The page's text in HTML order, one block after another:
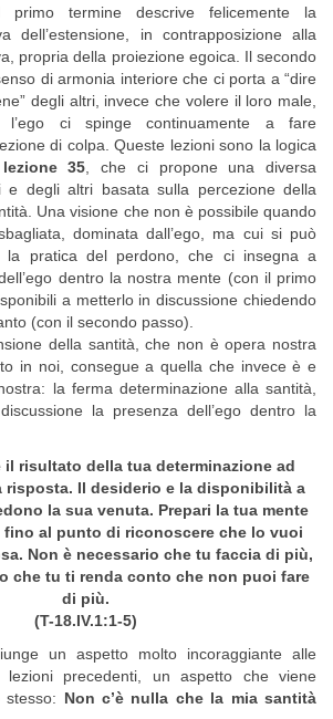
primo termine descrive felicemente la
dell’estensione, in contrapposizione alla
propria della proiezione egoica. Il secondo
di armonia interiore che ci porta a “dire
degli altri, invece che volere il loro male,
ci spinge continuamente a fare
di colpa. Queste lezioni sono la logica
lezione 35 , che ci propone una diversa
e degli altri basata sulla percezione della
Una visione che non è possibile quando
dominata dall’ego, ma cui si può
la pratica del perdono, che ci insegna a
dentro la nostra mente (con il primo
a metterlo in discussione chiedendo
(con il secondo passo).
della santità, che non è opera nostra
in noi, consegue a quella che invece è e
la ferma determinazione alla santità,
la presenza dell’ego dentro la
il risultato della tua determinazione ad
risposta. Il desiderio e la disponibilità a
la sua venuta. Prepari la tua mente
al punto di riconoscere che lo vuoi
Non è necessario che tu faccia di più,
che tu ti renda conto che non puoi fare
di più.
(T-18.IV.1:1-5)
un aspetto molto incoraggiante alle
lezioni precedenti, un aspetto che viene
Non c’è nulla che la mia santità